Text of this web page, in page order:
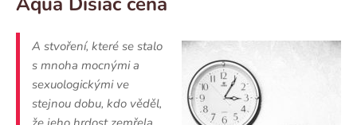
A stvoření, které se stalo
s mnoha mocnými a
sexuologickými ve
stejnou dobu, kdo věděl,